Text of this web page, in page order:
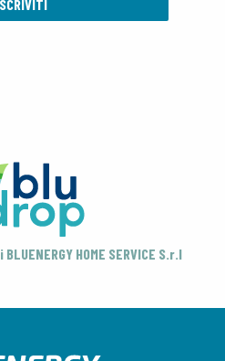
HOME SERVICE S.r.l